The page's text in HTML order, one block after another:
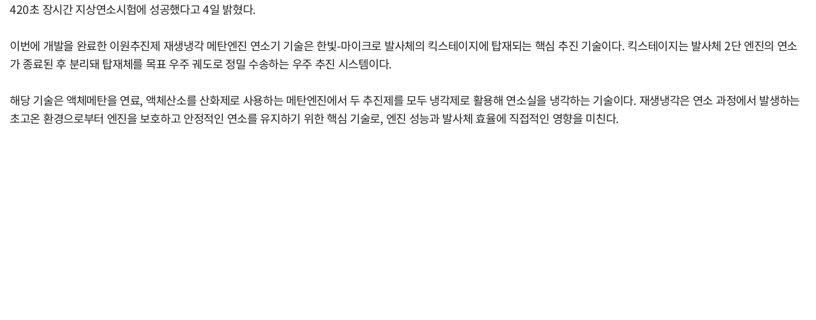
420초 장시간 지상연소시험에 성공했다고 4일 밝혔다.
이번에 개발을 완료한 이원추진제 재생냉각 메탄엔진 연소기 기술은 한빛-마이크로 발사체의 킥스테이지에 탑재되는 핵심 추진 기술이다. 킥스테이지는 발사체 2단 엔진의 연소
가 종료된 후 분리돼 탑재체를 목표 우주 궤도로 정밀 수송하는 우주 추진 시스템이다.
해당 기술은 액체메탄을 연료, 액체산소를 산화제로 사용하는 메탄엔진에서 두 추진제를 모두 냉각제로 활용해 연소실을 냉각하는 기술이다. 재생냉각은 연소 과정에서 발생하는
초고온 환경으로부터 엔진을 보호하고 안정적인 연소를 유지하기 위한 핵심 기술로, 엔진 성능과 발사체 효율에 직접적인 영향을 미친다.